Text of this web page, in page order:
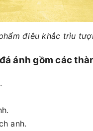
điêu khắc trìu
ánh gồm các
anh.